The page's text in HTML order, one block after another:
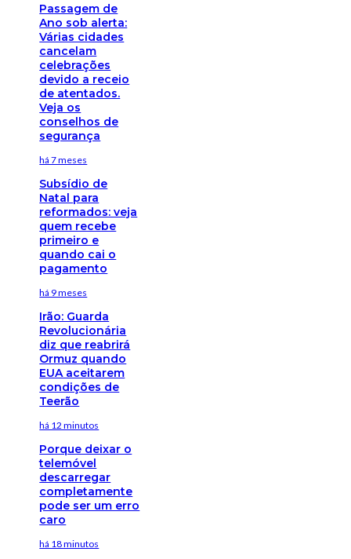
Passagem de
Ano sob alerta:
Várias cidades
cancelam
celebrações
devido a receio
de atentados.
Veja os
conselhos de
segurança
há 7 meses
Subsídio de
Natal para
reformados: veja
quem recebe
primeiro e
quando cai o
pagamento
há 9 meses
Irão: Guarda
Revolucionária
diz que reabrirá
Ormuz quando
EUA aceitarem
condições de
Teerão
há 12 minutos
Porque deixar o
telemóvel
descarregar
completamente
pode ser um erro
caro
há 18 minutos